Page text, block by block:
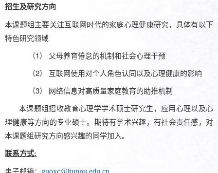
招生及研究方向
本课题组主要关注互联网时代的家庭心理健康研究，具体有以下
特色研究领域
（1） 父母养育倦怠的机制和社会心理干预
（2） 互联网使用对个人角色认同以及心理健康的影响
（3） 网络信息对高质量家庭教育的助推机制
本课题组招收教育心理学学术硕士研究生，应用心理以及心
理健康等方向的专业硕士。期待有学术兴趣，有社会责任感，对
本课题组研究方向感兴趣的同学加入。
联系方式:
guoxc@hunnu.edu.cn